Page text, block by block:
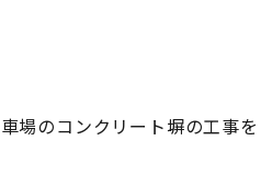
場のコンクリート塀の工事を